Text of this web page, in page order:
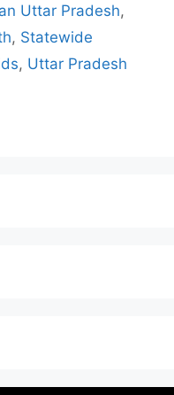
Uttar Pradesh,
, Statewide
, Uttar Pradesh